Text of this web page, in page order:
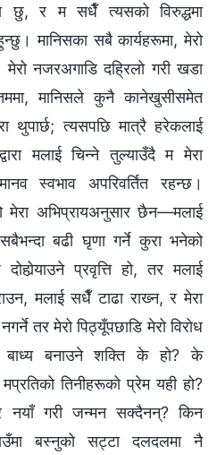
छु, र म सधैँ त्यसको विरुद्धमा
मानिसका सबै कार्यहरूमा, मेरो
नजरअगाडि दह्रिलो गरी खडा
मानिसले कुनै कानेखुसीसमेत
थुपार्छ; त्यसपछि मात्रै हरेकलाई
मलाई चिन्‍ने तुल्याउँदै म मेरा
स्वभाव अपरिवर्तित रहन्छ।
मेरा अभिप्रायअनुसार छैन—मलाई
बढी घृणा गर्ने कुरा भनेको
प्रवृत्ति हो, तर मलाई
मलाई सधैँ टाढा राख्‍न, र मेरा
तर मेरो पिठ्यूँपछाडि मेरो विरोध
बाध्य बनाउने शक्ति के हो? के
तिनीहरूको प्रेम यही हो?
नयाँ गरी जन्‍मन सक्दैनन्? किन
बस्‍नुको सट्टा दलदलमा नै